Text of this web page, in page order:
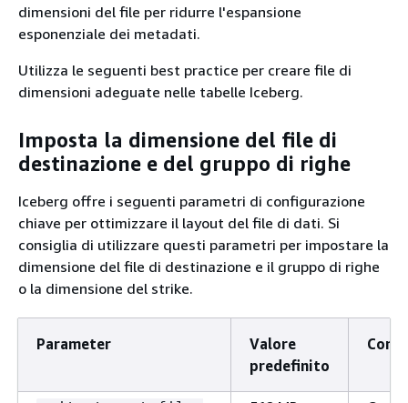
dimensioni del file per ridurre l'espansione
esponenziale dei metadati.
Utilizza le seguenti best practice per creare file di
dimensioni adeguate nelle tabelle Iceberg.
Imposta la dimensione del file di
destinazione e del gruppo di righe
Iceberg offre i seguenti parametri di configurazione
chiave per ottimizzare il layout del file di dati. Si
consiglia di utilizzare questi parametri per impostare la
dimensione del file di destinazione e il gruppo di righe
o la dimensione del strike.
Parameter
Valore
predefinito